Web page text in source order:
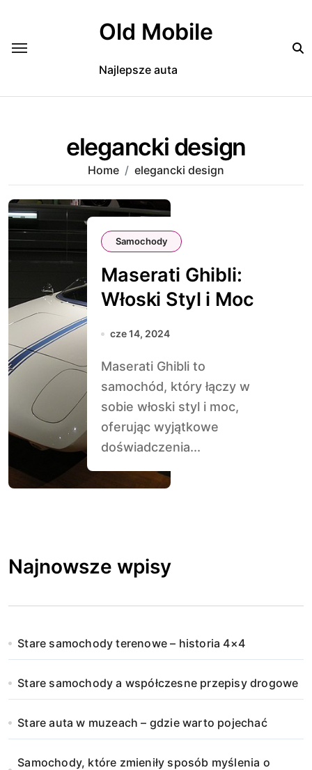
Old Mobile
Najlepsze auta
elegancki design
Home elegancki design
Samochody
Maserati Ghibli:
Włoski Styl i Moc
cze 14, 2024
Maserati Ghibli to
samochód, który łączy w
sobie włoski styl i moc,
oferując wyjątkowe
doświadczenia...
Najnowsze wpisy
Stare samochody terenowe – historia 4×4
Stare samochody a współczesne przepisy drogowe
Stare auta w muzeach – gdzie warto pojechać
Samochody, które zmieniły sposób myślenia o